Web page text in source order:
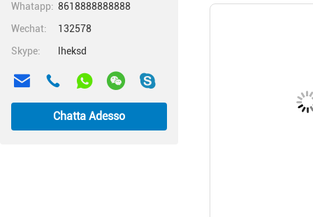
Whatapp: 8618888888888
Wechat:
132578
Skype:
lheksd
Chatta Adesso